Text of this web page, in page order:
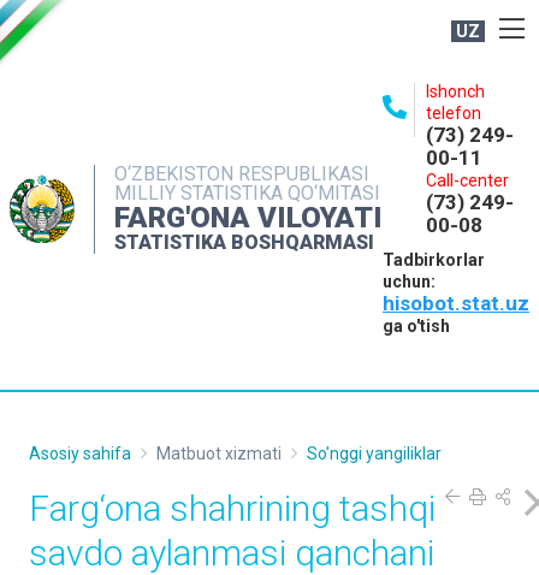
UZ
O‘ZBEKISTON RESPUBLIKASI
MILLIY STATISTIKA QO‘MITASI
FARG'ONA VILOYATI
STATISTIKA BOSHQARMASI
Ishonch
telefon
(73) 249-
00-11
Call-center
(73) 249-
00-08
Tadbirkorlar
uchun:
hisobot.stat.uz
ga o'tish
NASHRLAR
INTERAKTIV XIZMATLAR
MATBUOT XIZMATI
Asosiy sahifa Matbuot xizmati So'nggi yangiliklar
Farg‘ona shahrining tashqi
savdo aylanmasi qanchani